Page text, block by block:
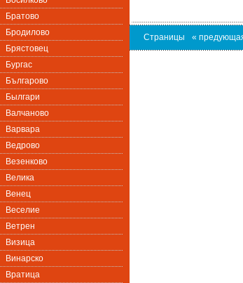
Братово
Бродилово
Брястовец
Бургас
Българово
Былгари
Валчаново
Варвара
Ведрово
Везенково
Велика
Венец
Веселие
Ветрен
Визица
Винарско
Вратица
Страницы «